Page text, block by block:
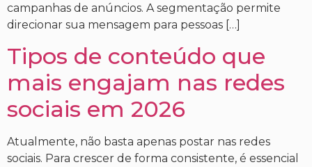
campanhas de anúncios. A segmentação permite
direcionar sua mensagem para pessoas […]
Tipos de conteúdo que
mais engajam nas redes
sociais em 2026
Atualmente, não basta apenas postar nas redes
sociais. Para crescer de forma consistente, é essencial